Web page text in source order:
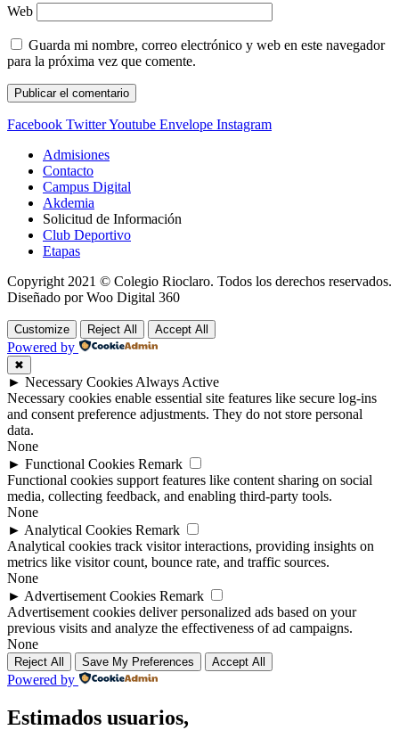
Web
Guarda mi nombre, correo electrónico y web en este navegador
para la próxima vez que comente.
Facebook TwitterYoutube Envelope Instagram
Admisiones
Contacto
Campus Digital
Akdemia
Solicitud de Información
Club Deportivo
Etapas
Copyright 2021 © Colegio Rioclaro. Todos los derechos reservados.
Diseñado por Woo Digital 360
Customize Reject All Accept All
Powered by
✖
► Necessary Cookies Always Active
Necessary cookies enable essential site features like secure log-ins
and consent preference adjustments. They do not store personal
data.
None
► Functional Cookies Remark
Functional cookies support features like content sharing on social
media, collecting feedback, and enabling third-party tools.
None
► Analytical Cookies Remark
Analytical cookies track visitor interactions, providing insights on
metrics like visitor count, bounce rate, and traffic sources.
None
► Advertisement Cookies Remark
Advertisement cookies deliver personalized ads based on your
previous visits and analyze the effectiveness of ad campaigns.
None
Reject All Save My Preferences Accept All
Powered by
Estimados usuarios,